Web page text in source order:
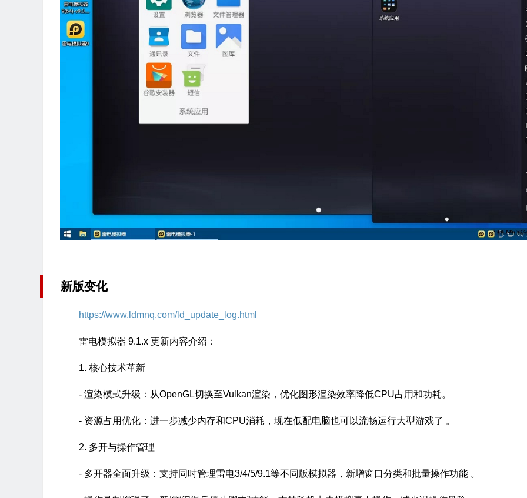
新版变化
https://www.ldmnq.com/ld_update_log.html
雷电模拟器 9.1.x 更新内容介绍：
1. 核心技术革新
- 渲染模式升级：从OpenGL切换至Vulkan渲染，优化图形渲染效率降低CPU占用和功耗。
- 资源占用优化：进一步减少内存和CPU消耗，现在低配电脑也可以流畅运行大型游戏了 。
2. 多开与操作管理
- 多开器全面升级：支持同时管理雷电3/4/5/9.1等不同版模拟器，新增窗口分类和批量操作功能 。